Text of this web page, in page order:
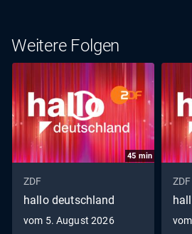
Weitere Folgen
45 min
ZDF
hallo deutschland
vom 5. August 2026
ZDF